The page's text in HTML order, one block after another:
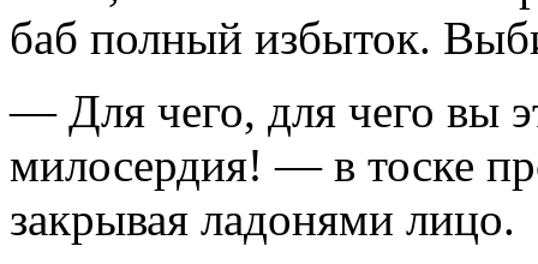
баб полный избыток.
— Для чего, для чего вы
милосердия! — в тоске
закрывая ладонями лицо.